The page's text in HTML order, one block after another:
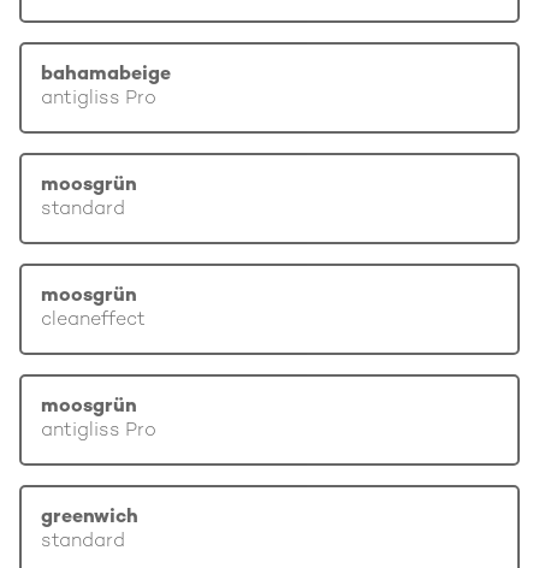
bahamabeige
antigliss Pro
moosgrün
standard
moosgrün
cleaneffect
moosgrün
antigliss Pro
greenwich
standard